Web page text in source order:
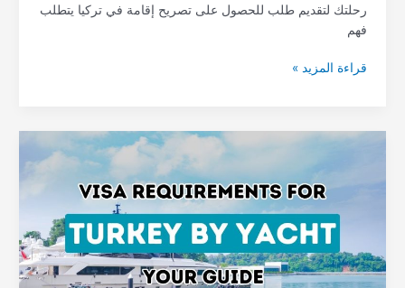
رحلتك لتقديم طلب للحصول على تصريح إقامة في تركيا يتطلب
فهم
قراءة المزيد »
الإبحار
بروتوكولات
التأشيرة
لرحلات
اليخوت